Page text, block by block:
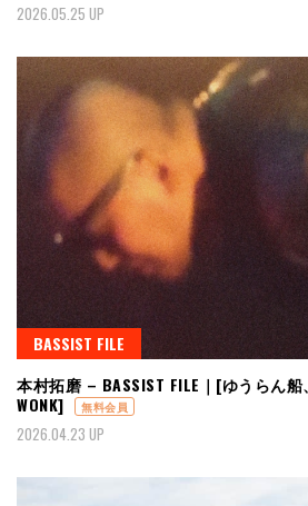
2026.05.25 UP
BASSIST FILE
本村拓磨 – BASSIST FILE｜[ゆうらん船
WONK]
無料会員
2026.04.23 UP